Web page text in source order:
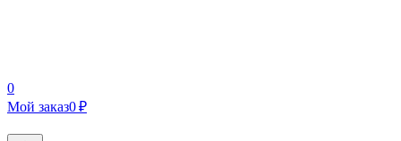
0
Мой заказ0 ₽